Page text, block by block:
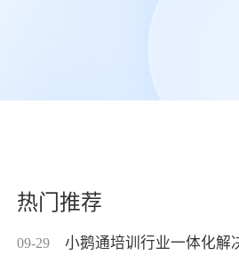
热门推荐
09-29